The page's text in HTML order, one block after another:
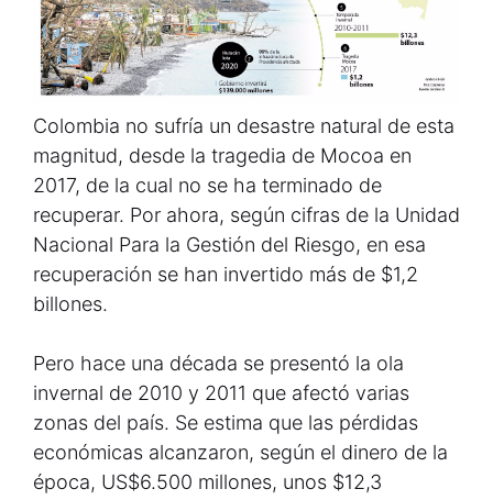
Colombia no sufría un desastre natural de esta
magnitud, desde la tragedia de Mocoa en
2017, de la cual no se ha terminado de
recuperar. Por ahora, según cifras de la Unidad
Nacional Para la Gestión del Riesgo, en esa
recuperación se han invertido más de $1,2
billones.
Pero hace una década se presentó la ola
invernal de 2010 y 2011 que afectó varias
zonas del país. Se estima que las pérdidas
económicas alcanzaron, según el dinero de la
época, US$6.500 millones, unos $12,3